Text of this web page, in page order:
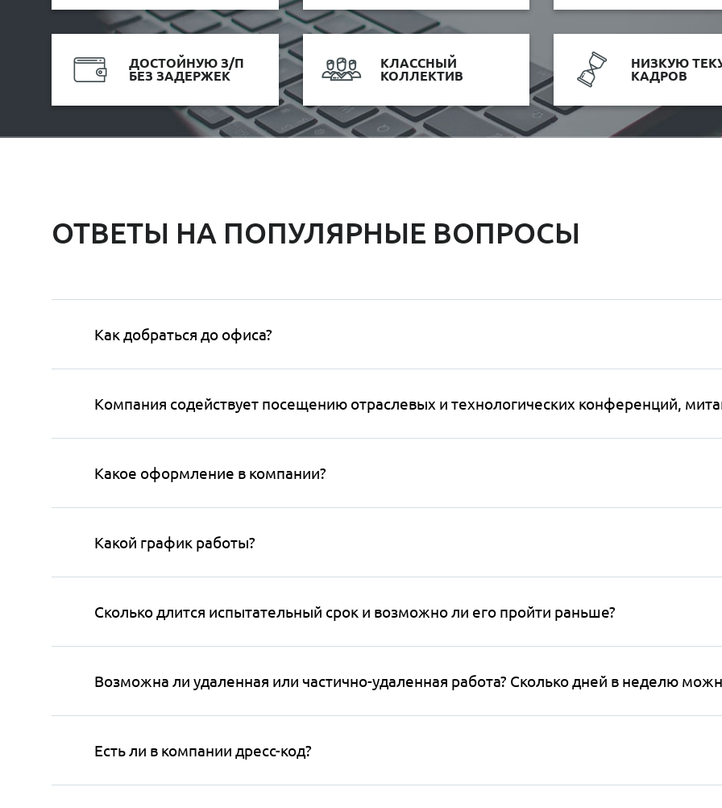
ДОСТОЙНУЮ З/П
БЕЗ ЗАДЕРЖЕК
КЛАССНЫЙ
КОЛЛЕКТИВ
НИЗКУЮ
КАДРОВ
ОТВЕТЫ НА ПОПУЛЯРНЫЕ ВОПРОСЫ
Как добраться до офиса?
Компания содействует посещению отраслевых и технологических конференций,
Какое оформление в компании?
Какой график работы?
Сколько длится испытательный срок и возможно ли его пройти раньше?
Возможна ли удаленная или частично-удаленная работа? Сколько дней в неделю
Есть ли в компании дресс-код?